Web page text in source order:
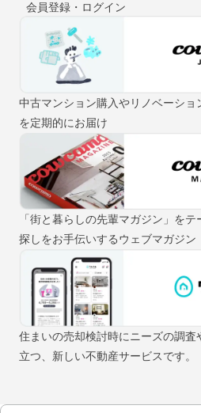
会員登録・ログイン
中古マンション購入やリノベーショ
を定期的にお届け
「街と暮らしの先輩マガジン」を
探しをお手伝いするウェブマガジン
住まいの売却検討時にニーズの調査
立つ、新しい不動産サービスです。